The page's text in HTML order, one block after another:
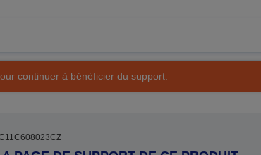
continuer à bénéficier du support.